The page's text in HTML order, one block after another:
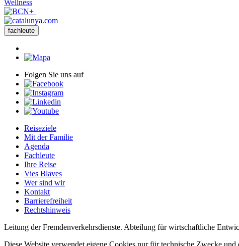
Wellness
fachleute
Folgen Sie uns auf
Reiseziele
Mit der Familie
Agenda
Fachleute
Ihre Reise
Vies Blaves
Wer sind wir
Kontakt
Barrierefreiheit
Rechtshinweis
Leitung der Fremdenverkehrsdienste. Abteilung für wirtschaftliche
Diese Website verwendet eigene Cookies nur für technische Zwecke